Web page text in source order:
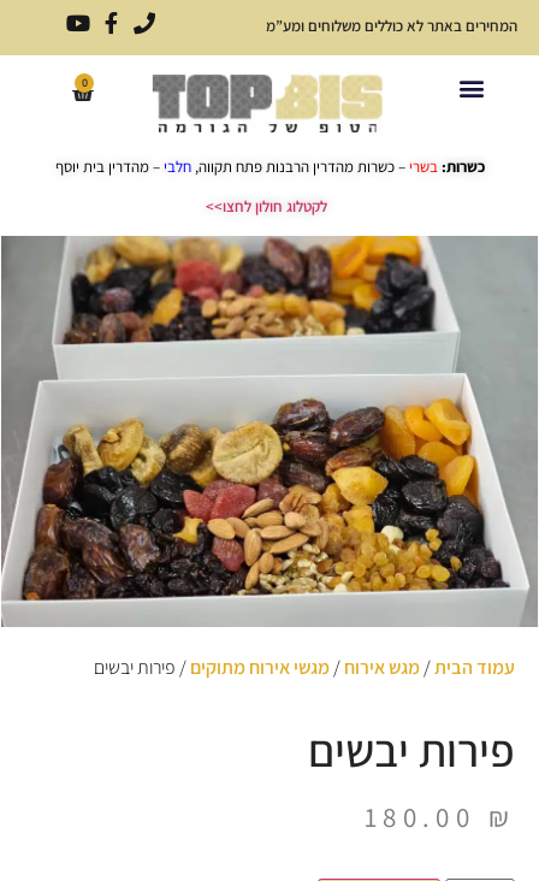
המחירים באתר לא כוללים משלוחים ומע”מ
0
כשרות:בשרי – כשרות מהדרין הרבנות פתח תקווה,חלבי – מהדרין בית יוסף
לקטלוג חולון לחצו>>
עמוד הבית/מגש אירוח/מגשי אירוח מתוקים/ פירות יבשים
פירות יבשים
180.00 ₪